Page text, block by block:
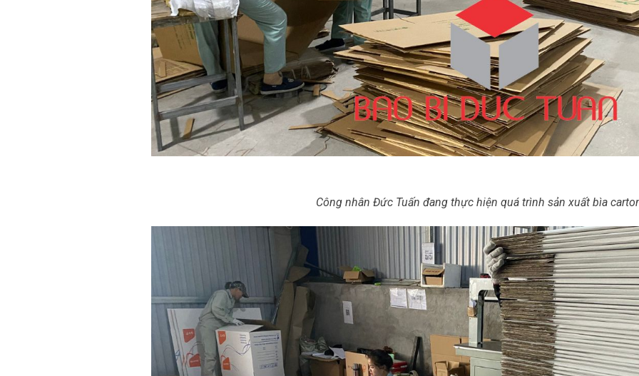
Công nhân Đức Tuấn đang thực hiện quá trình sản xuất bìa